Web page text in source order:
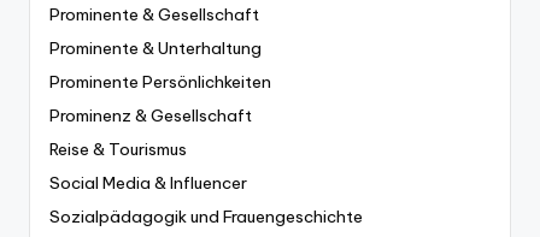
Prominente & Gesellschaft
Prominente & Unterhaltung
Prominente Persönlichkeiten
Prominenz & Gesellschaft
Reise & Tourismus
Social Media & Influencer
Sozialpädagogik und Frauengeschichte